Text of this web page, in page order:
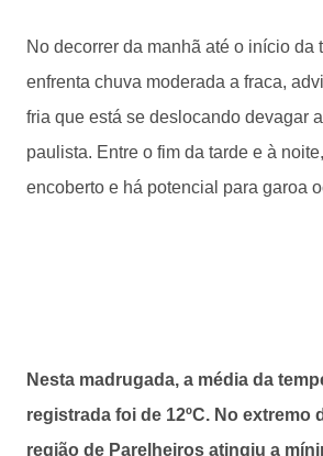
No decorrer da manhã até o início da
enfrenta chuva moderada a fraca,
fria que está se deslocando devagar
paulista. Entre o fim da tarde e à
encoberto e há potencial para garoa
Nesta madrugada, a média da
registrada foi de 12ºC. No extremo
região de Parelheiros atingiu a